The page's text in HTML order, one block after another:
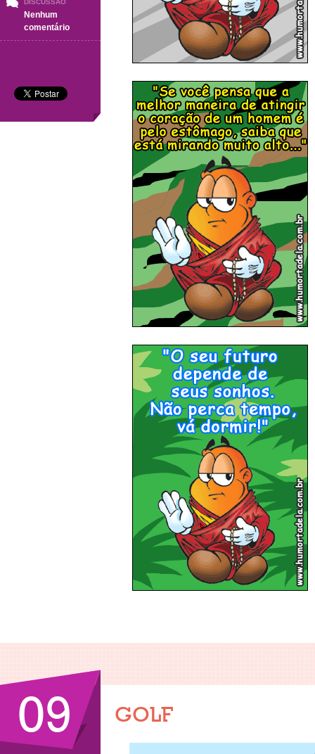
DISCUSSÃO
Nenhum
comentárioem
Piadas
09 GOLF